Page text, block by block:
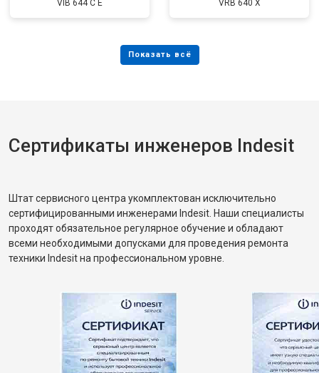
VIB 644 C E VRB 640 X
Сертификаты инженеров Indesit
Штат сервисного центра укомплектован исключительно
сертифицированными инженерами Indesit. Наши специалисты
проходят обязательное регулярное обучение и обладают
всеми необходимыми допусками для проведения ремонта
техники Indesit на профессиональном уровне.